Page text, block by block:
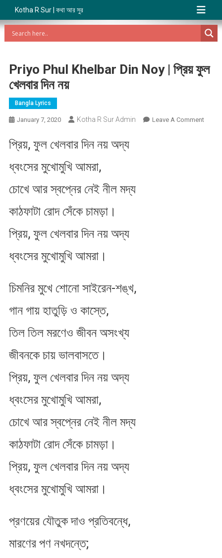
Kotha R Sur | কথা আর সুর
Priyo Phul Khelbar Din Noy | প্রিয় ফুল
খেলবার দিন নয়
Bangla Lyrics
January 7, 2020 Kotha R Sur Admin Leave A CommentOn
প্রিয়, ফুল খেলবার দিন নয় অদ্য
ধ্বংসের মুখোমুখি আমরা,
চোখে আর স্বপ্নের নেই নীল মদ্য
কাঠফাটা রোদ সেঁকে চামড়া।
প্রিয়, ফুল খেলবার দিন নয় অদ্য
ধ্বংসের মুখোমুখি আমরা।
চিমনির মুখে শোনো সাইরেন-শঙ্খ,
গান গায় হাতুড়ি ও কাস্তে,
তিল তিল মরণেও জীবন অসংখ্য
জীবনকে চায় ভালবাসতে।
প্রিয়, ফুল খেলবার দিন নয় অদ্য
ধ্বংসের মুখোমুখি আমরা,
চোখে আর স্বপ্নের নেই নীল মদ্য
কাঠফাটা রোদ সেঁকে চামড়া।
প্রিয়, ফুল খেলবার দিন নয় অদ্য
ধ্বংসের মুখোমুখি আমরা।
প্রণয়ের যৌতুক দাও প্রতিবন্ধে,
মারণের পণ নখদন্তে;